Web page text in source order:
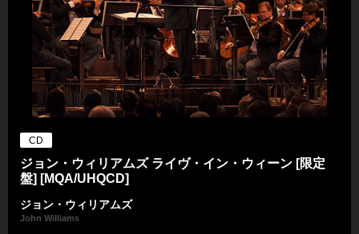
CD
ジョン・ウィリアムズ ライヴ・イン・ウィーン [限定
盤] [MQA/UHQCD]
ジョン・ウィリアムズ
John Williams